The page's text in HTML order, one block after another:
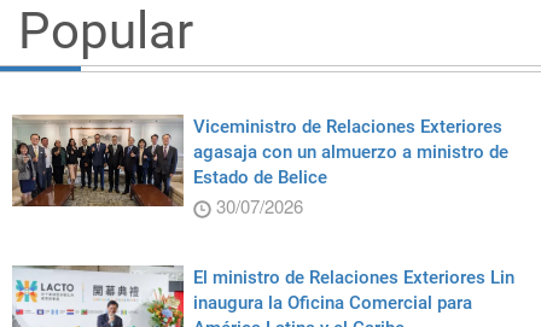
Popular
Viceministro de Relaciones Exteriores
agasaja con un almuerzo a ministro de
Estado de Belice
30/07/2026
El ministro de Relaciones Exteriores Lin
inaugura la Oficina Comercial para